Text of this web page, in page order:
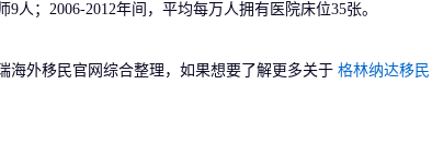
人；2006-2012年间，平均每万人拥有医院床位35张。
海外移民官网综合整理，如果想要了解更多关于 格林纳达移民